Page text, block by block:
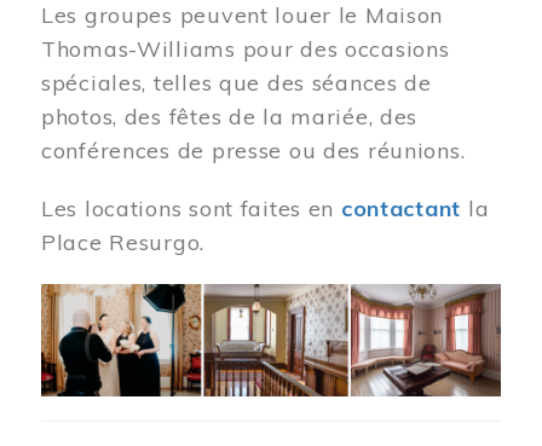
Les groupes peuvent louer le Maison
Thomas-Williams pour des occasions
spéciales, telles que des séances de
photos, des fêtes de la mariée, des
conférences de presse ou des réunions.
Les locations sont faites en contactant la
Place Resurgo.
Image